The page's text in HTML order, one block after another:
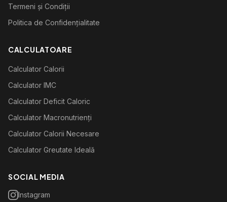
Termeni și Condiții
Politica de Confidențialitate
CALCULATOARE
Calculator Calorii
Calculator IMC
Calculator Deficit Caloric
Calculator Macronutrienți
Calculator Calorii Necesare
Calculator Greutate Ideală
SOCIAL MEDIA
Instagram